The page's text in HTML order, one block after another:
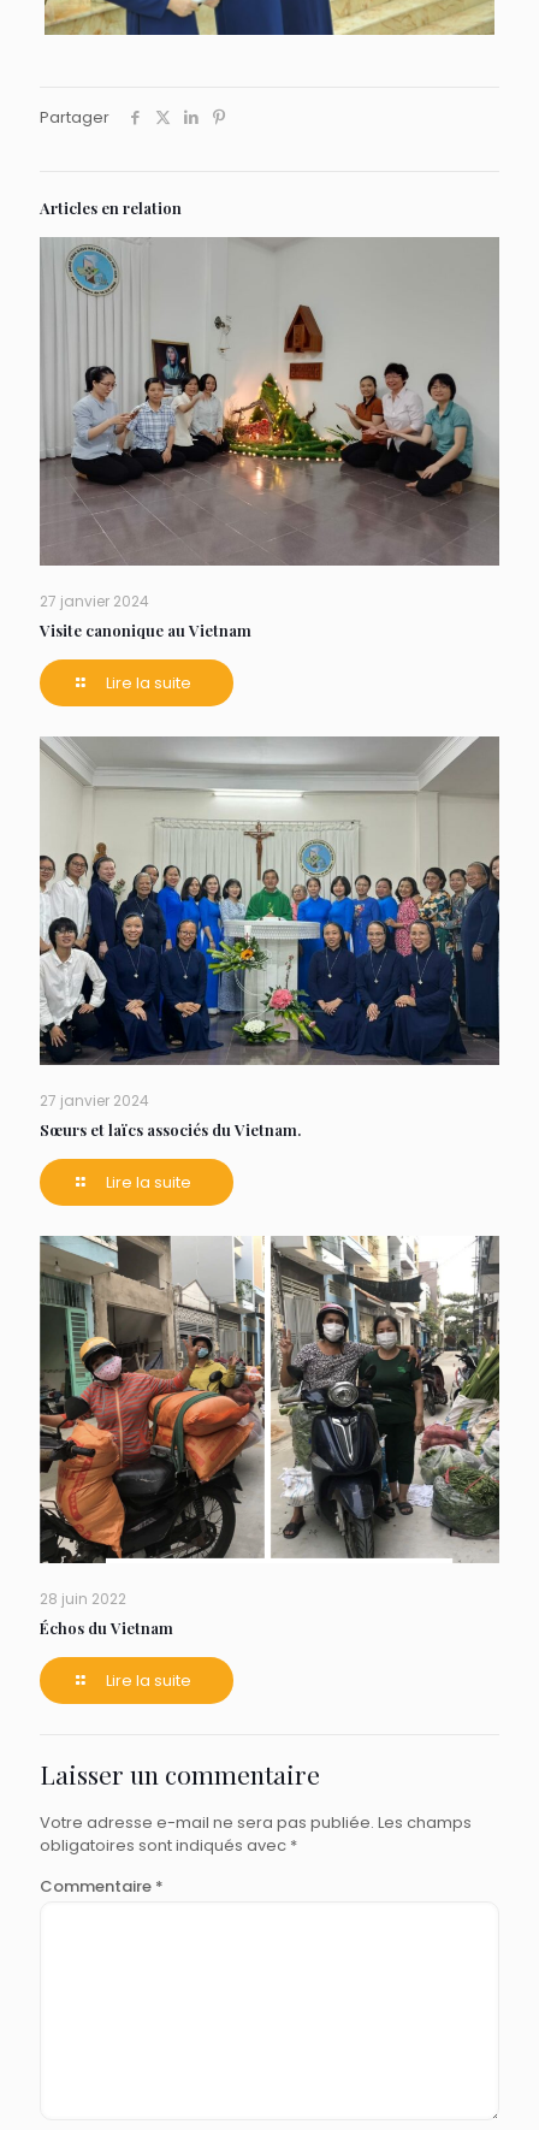
Partager
Articles en relation
27 janvier 2024
Visite canonique au Vietnam
Lire la suite
27 janvier 2024
Sœurs et laïcs associés du Vietnam.
Lire la suite
28 juin 2022
Échos du Vietnam
Lire la suite
Laisser un commentaire
Votre adresse e-mail ne sera pas publiée. Les champs
obligatoires sont indiqués avec *
Commentaire *